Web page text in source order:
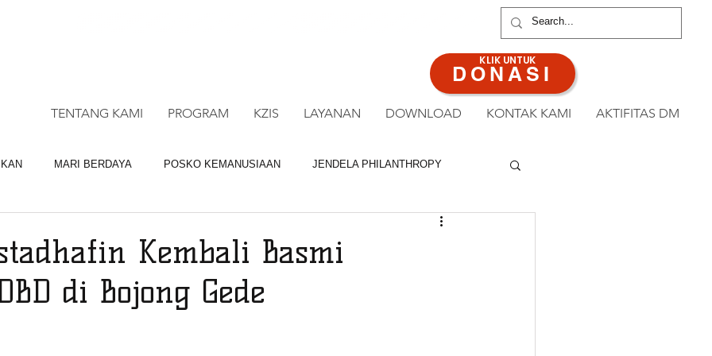
DONASI
KLIK UNTUK
TENTANG KAMI PROGRAM KZIS LAYANAN DOWNLOAD KONTAK KAMI AKTIFITAS DM
MARI BERDAYA POSKO KEMANUSIAAN JENDELA PHILANTHROPY
Kembali Basmi
di Bojong Gede